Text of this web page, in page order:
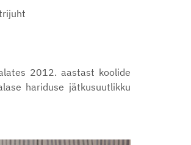
2012. aastast koolide
hariduse jätkusuutlikku